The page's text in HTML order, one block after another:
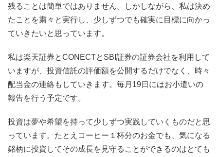
残ることは簡単ではありません。しかしながら、私は決め
たことを粛々と実行し、少しずつでも確実に目標に向かっ
ていきたいと思っています。
私は楽天証券とCONECTとSBI証券の証券会社を利用して
いますが、投資信託の評価額を公開するだけでなく、時々
配当金の連絡もしていきます。毎月19日にはお小遣いの
報告を行う予定です。
投資は夢や希望を持って少しずつ実践していくものだと思
っています。たとえコーヒー１杯分のお金でも、気になる
銘柄に投資してその成長を見守ることができるのはとても